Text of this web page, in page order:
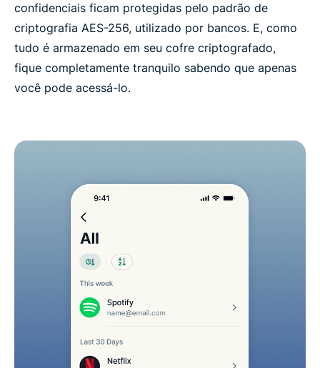
confidenciais ficam protegidas pelo padrão de
criptografia AES-256, utilizado por bancos. E, como
tudo é armazenado em seu cofre criptografado,
fique completamente tranquilo sabendo que apenas
você pode acessá-lo.